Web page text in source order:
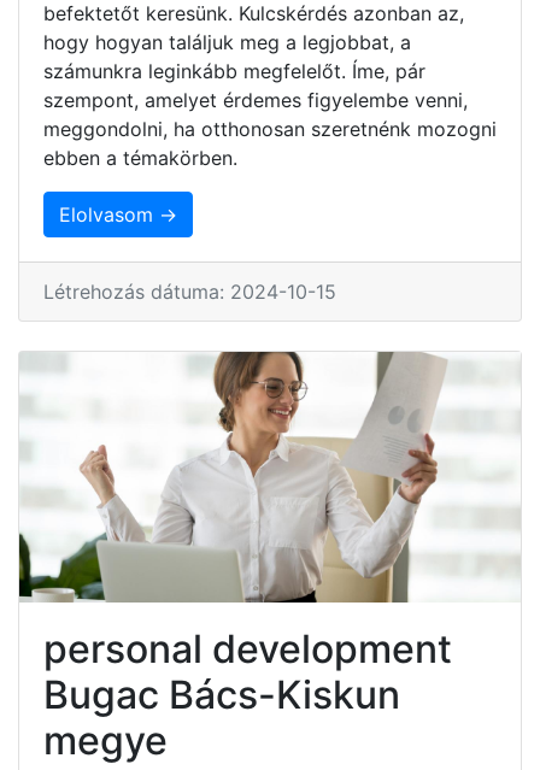
befektetőt keresünk. Kulcskérdés azonban az,
hogy hogyan találjuk meg a legjobbat, a
számunkra leginkább megfelelőt. Íme, pár
szempont, amelyet érdemes figyelembe venni,
meggondolni, ha otthonosan szeretnénk mozogni
ebben a témakörben.
Elolvasom →
Létrehozás dátuma: 2024-10-15
personal development
Bugac Bács-Kiskun
megye